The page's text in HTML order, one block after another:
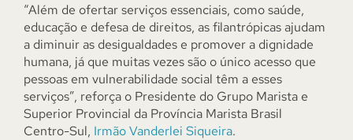
“Além de ofertar serviços essenciais, como saúde,
educação e defesa de direitos, as filantrópicas ajudam
a diminuir as desigualdades e promover a dignidade
humana, já que muitas vezes são o único acesso que
pessoas em vulnerabilidade social têm a esses
serviços”, reforça o Presidente do Grupo Marista e
Superior Provincial da Província Marista Brasil
Centro-Sul, Irmão Vanderlei Siqueira.